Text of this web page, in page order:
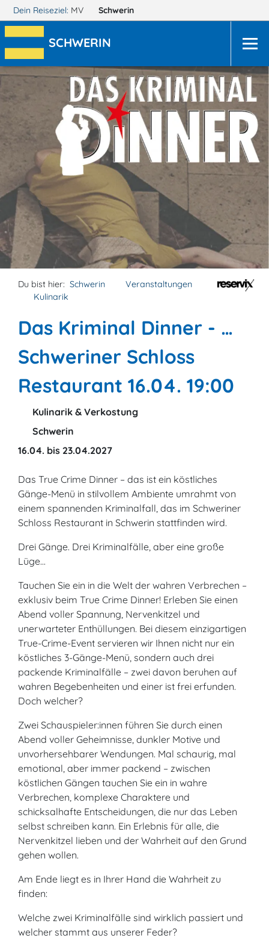
Dein Reiseziel: MV Schwerin
SCHWERIN
Du bist hier: Schwerin
Veranstaltungen
Kulinarik
Das Kriminal Dinner - …
Schweriner Schloss
Restaurant 16.04. 19:00
Kulinarik & Verkostung
Schwerin
16.04. bis 23.04.2027
Das True Crime Dinner – das ist ein köstliches
Gänge-Menü in stilvollem Ambiente umrahmt von
einem spannenden Kriminalfall, das im Schweriner
Schloss Restaurant in Schwerin stattfinden wird.
Drei Gänge. Drei Kriminalfälle, aber eine große
Lüge...
Tauchen Sie ein in die Welt der wahren Verbrechen –
exklusiv beim True Crime Dinner! Erleben Sie einen
Abend voller Spannung, Nervenkitzel und
unerwarteter Enthüllungen. Bei diesem einzigartigen
True-Crime-Event servieren wir Ihnen nicht nur ein
köstliches 3-Gänge-Menü, sondern auch drei
packende Kriminalfälle – zwei davon beruhen auf
wahren Begebenheiten und einer ist frei erfunden.
Doch welcher?
Zwei Schauspieler:innen führen Sie durch einen
Abend voller Geheimnisse, dunkler Motive und
unvorhersehbarer Wendungen. Mal schaurig, mal
emotional, aber immer packend – zwischen
köstlichen Gängen tauchen Sie ein in wahre
Verbrechen, komplexe Charaktere und
schicksalhafte Entscheidungen, die nur das Leben
selbst schreiben kann. Ein Erlebnis für alle, die
Nervenkitzel lieben und der Wahrheit auf den Grund
gehen wollen.
Am Ende liegt es in Ihrer Hand die Wahrheit zu
finden:
Welche zwei Kriminalfälle sind wirklich passiert und
welcher stammt aus unserer Feder?